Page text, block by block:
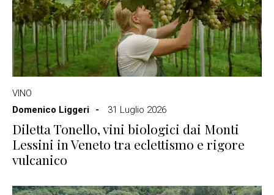
VINO
Domenico Liggeri
31 Luglio 2026
Diletta Tonello, vini biologici dai Monti
Lessini in Veneto tra eclettismo e rigore
vulcanico